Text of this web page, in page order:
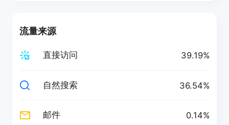
流量来源
直接访问 39.19%
自然搜索 36.54%
邮件 0.14%